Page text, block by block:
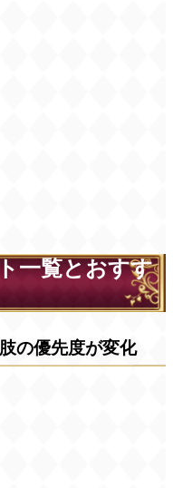
一覧とおすす
の優先度が変化